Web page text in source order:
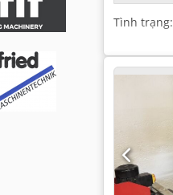
Tình trạng: